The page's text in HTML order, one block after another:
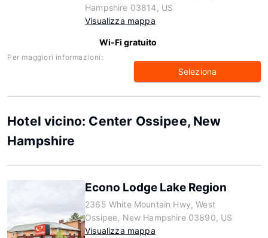
Hampshire 03814, US
Visualizza mappa
Wi-Fi gratuito
Per maggiori informazioni:
Seleziona
Hotel vicino: Center Ossipee, New
Hampshire
Econo Lodge Lake Region
2365 White Mountain Hwy, West
Ossipee, New Hampshire 03890, US
Visualizza mappa